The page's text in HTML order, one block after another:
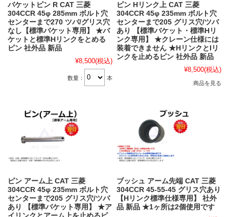
バケットピン R CAT 三菱
304CCR 45φ 285mm ボルト穴
センターまで270 ツバ/グリス穴
なし【標準バケット専用】 ★バ
ケットと標準Hリンクをとめる
ピン 社外品 新品
¥8,500(税込)
数量： 本
ピン Hリンク上 CAT 三菱
304CCR 45φ 235mm ボルト穴
センターまで205 グリス穴/ツバ
あり 【標準バケット・標準Hリ
ンク専用】 ★クレーン仕様には
装着できません ★HリンクとIリ
ンクを止めるピン 社外品 新品
¥8,500(税込)
商品を見る
ピン アーム上 CAT 三菱
304CCR 45φ 235mm ボルト穴
センターまで205 グリス穴/ツバ
あり 【標準バケット専用】 ★ア
ブッシュ アーム先端 CAT 三菱
304CCR 45-55-45 グリス穴あり
【Hリンク標準仕様専用】 社外
品 新品 ★1ヶ所は2個使用です